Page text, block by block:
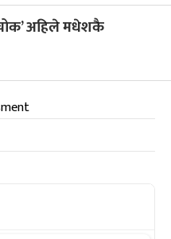
अहिले मधेशकै